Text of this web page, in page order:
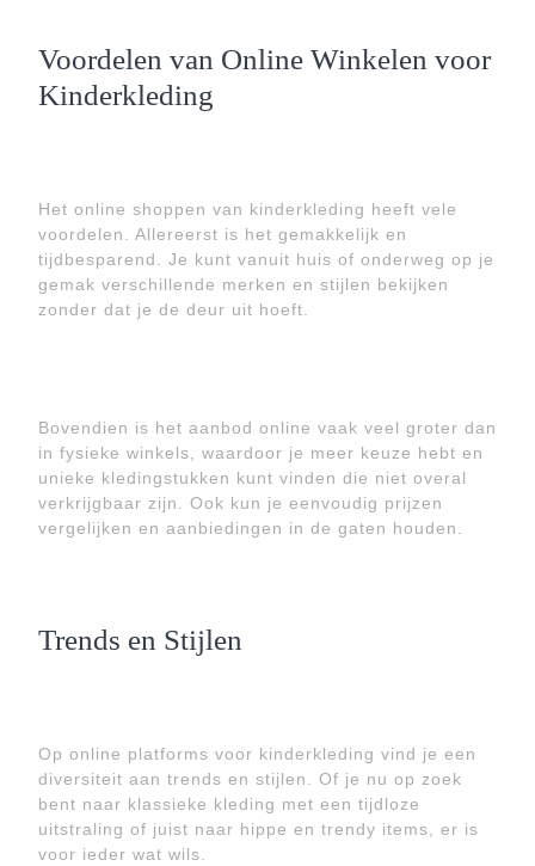
Voordelen van Online Winkelen voor
Kinderkleding
Het online shoppen van kinderkleding heeft vele
voordelen. Allereerst is het gemakkelijk en
tijdbesparend. Je kunt vanuit huis of onderweg op je
gemak verschillende merken en stijlen bekijken
zonder dat je de deur uit hoeft.
Bovendien is het aanbod online vaak veel groter dan
in fysieke winkels, waardoor je meer keuze hebt en
unieke kledingstukken kunt vinden die niet overal
verkrijgbaar zijn. Ook kun je eenvoudig prijzen
vergelijken en aanbiedingen in de gaten houden.
Trends en Stijlen
Op online platforms voor kinderkleding vind je een
diversiteit aan trends en stijlen. Of je nu op zoek
bent naar klassieke kleding met een tijdloze
uitstraling of juist naar hippe en trendy items, er is
voor ieder wat wils.